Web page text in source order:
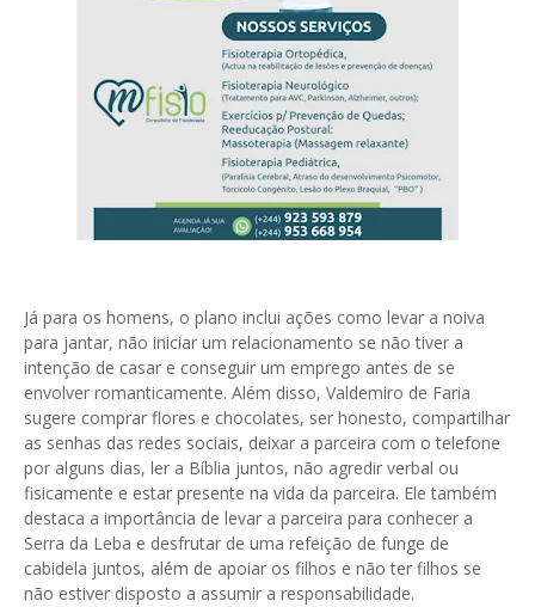
Já para os homens, o plano inclui ações como levar a noiva
para jantar, não iniciar um relacionamento se não tiver a
intenção de casar e conseguir um emprego antes de se
envolver romanticamente. Além disso, Valdemiro de Faria
sugere comprar flores e chocolates, ser honesto, compartilhar
as senhas das redes sociais, deixar a parceira com o telefone
por alguns dias, ler a Bíblia juntos, não agredir verbal ou
fisicamente e estar presente na vida da parceira. Ele também
destaca a importância de levar a parceira para conhecer a
Serra da Leba e desfrutar de uma refeição de funge de
cabidela juntos, além de apoiar os filhos e não ter filhos se
não estiver disposto a assumir a responsabilidade.